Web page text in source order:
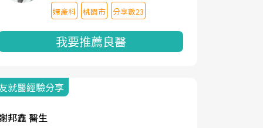
婦產科 桃園市 分享數23
我要推薦良醫
就醫經驗分享
邦鑫 醫生